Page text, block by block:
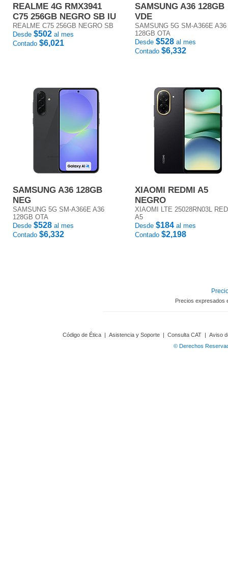
REALME 4G RMX3941
C75 256GB NEGRO SB IU
REALME C75 256GB NEGRO SB
Desde $502 al mes
Contado $6,021
SAMSUNG A36 128GB
VDE
SAMSUNG 5G SM-A366E A36
128GB OTA
Desde $528 al mes
Contado $6,332
SAMSUNG A36 128GB
NEG
SAMSUNG 5G SM-A366E A36
128GB OTA
Desde $528 al mes
Contado $6,332
XIAOMI REDMI A5
NEGRO
XIAOMI LTE 25028RN03L
A5
Desde $184 al mes
Contado $2,198
Precios expresados
Código de Ética | Asistencia y Soporte | Consulta CAT | Aviso
© Derechos